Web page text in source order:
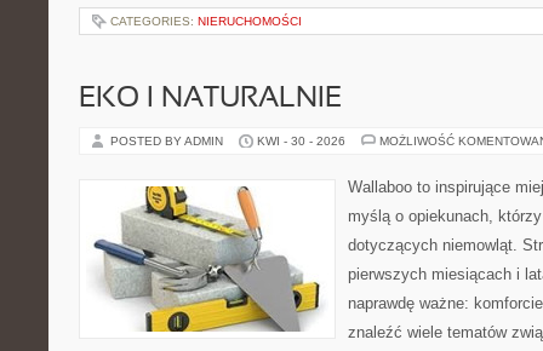
CATEGORIES: NIERUCHOMOŚCI
EKO I NATURALNIE
POSTED BY ADMIN KWI - 30 - 2026 MOŻLIWOŚĆ
Wallaboo to inspirujące
myślą o opiekunach,
dotyczących niemowląt.
pierwszych miesiącach i
naprawdę ważne:
znaleźć wiele tematów